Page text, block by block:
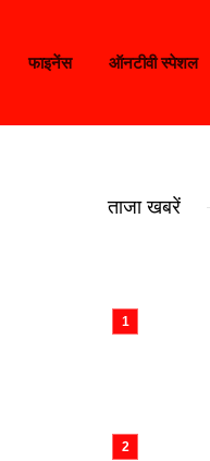
फाइनेंस ऑनटीवी स्पेशल
ताजा खबरें